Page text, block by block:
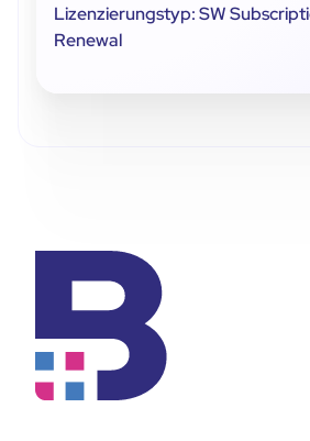
Lizenzierungstyp: SW
Renewal